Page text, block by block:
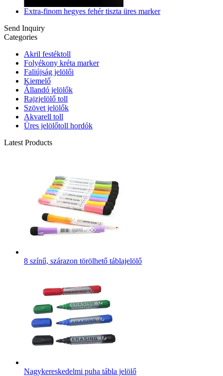
Extra-finom hegyes fehér tiszta üres marker
Send Inquiry
Categories
Akril festéktoll
Folyékony kréta marker
Faliújság jelölői
Kiemelő
Állandó jelölők
Rajzjelölő toll
Szövet jelölők
Akvarell toll
Üres jelölőtoll hordók
Latest Products
8 színű, szárazon törölhető táblajelölő
Nagykereskedelmi puha tábla jelölő